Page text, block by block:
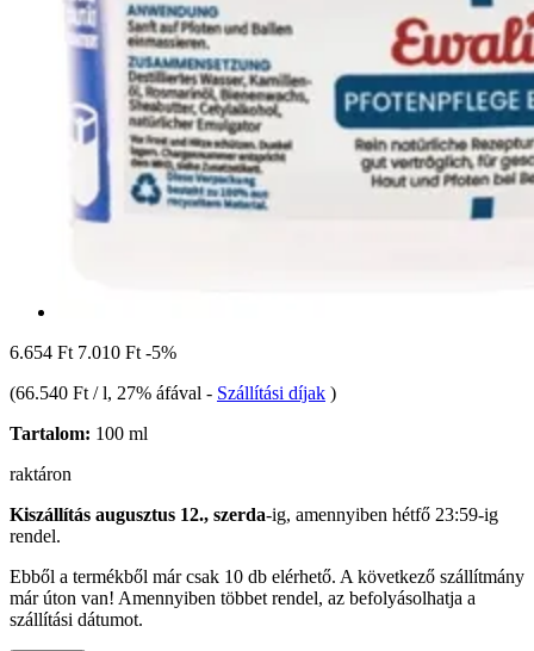
6.654 Ft 7.010 Ft -5%
(66.540 Ft / l, 27% áfával - Szállítási díjak )
Tartalom: 100 ml
raktáron
Kiszállítás augusztus 12., szerda-ig, amennyiben hétfő 23:59-ig
rendel.
Ebből a termékből már csak 10 db elérhető. A következő szállítmány
már úton van! Amennyiben többet rendel, az befolyásolhatja a
szállítási dátumot.